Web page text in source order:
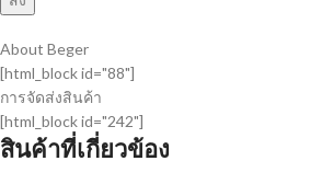
About Beger
[html_block id="88"]
การจัดส่งสินค้า
[html_block id="242"]
สินค้าที่เกี่ยวข้อง